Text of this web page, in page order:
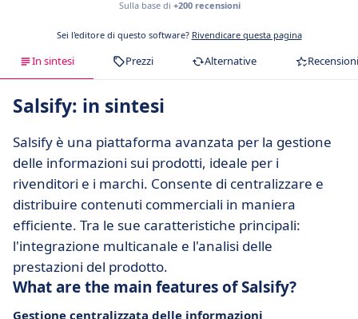
Sulla base di +200 recensioni
Sei l'editore di questo software? Rivendicare questa pagina
In sintesi Prezzi Alternative Recensioni
Salsify: in sintesi
Salsify è una piattaforma avanzata per la gestione
delle informazioni sui prodotti, ideale per i
rivenditori e i marchi. Consente di centralizzare e
distribuire contenuti commerciali in maniera
efficiente. Tra le sue caratteristiche principali:
l'integrazione multicanale e l'analisi delle
prestazioni del prodotto.
What are the main features of Salsify?
Gestione centralizzata delle informazioni